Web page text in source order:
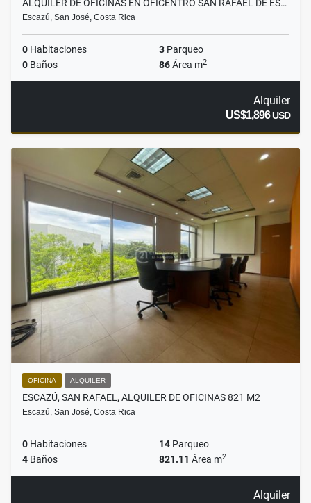
ALQUILER DE OFICINAS EN OFICENTRO SAN RAFAEL DE ES…
Escazú, San José, Costa Rica
0 Habitaciones 3 Parqueo
0 Baños 86Área m2
Alquiler
US$1,896USD
OFICINA ALQUILER
ESCAZÚ, SAN RAFAEL, ALQUILER DE OFICINAS 821 M2
Escazú, San José, Costa Rica
0 Habitaciones 14 Parqueo
4 Baños 821.11 Área m2
Alquiler